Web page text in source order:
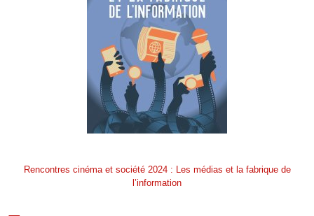
Rencontres cinéma et société 2024 : Les médias et la fabrique de
l’information